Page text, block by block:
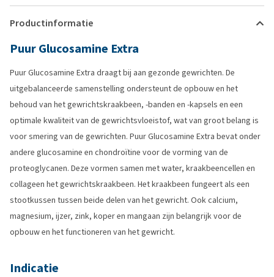
Productinformatie
Puur Glucosamine Extra
Puur Glucosamine Extra draagt bij aan gezonde gewrichten. De
uitgebalanceerde samenstelling ondersteunt de opbouw en het
behoud van het gewrichtskraakbeen, -banden en -kapsels en een
optimale kwaliteit van de gewrichtsvloeistof, wat van groot belang is
voor smering van de gewrichten. Puur Glucosamine Extra bevat onder
andere glucosamine en chondroïtine voor de vorming van de
proteoglycanen. Deze vormen samen met water, kraakbeencellen en
collageen het gewrichtskraakbeen. Het kraakbeen fungeert als een
stootkussen tussen beide delen van het gewricht. Ook calcium,
magnesium, ijzer, zink, koper en mangaan zijn belangrijk voor de
opbouw en het functioneren van het gewricht.
Indicatie